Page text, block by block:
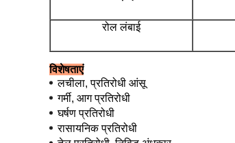
रोल लंबाई
विशेषताएं
लचीला, प्रतिरोधी आंसू
गर्मी, आग प्रतिरोधी
घर्षण प्रतिरोधी
रासायनिक प्रतिरोधी